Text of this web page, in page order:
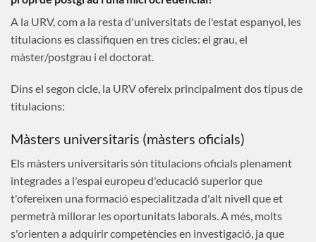
A la URV, com a la resta d'universitats de l'estat espanyol, les
titulacions es classifiquen en tres cicles: el grau, el
màster/postgrau i el doctorat.
Dins el segon cicle, la URV ofereix principalment dos tipus de
titulacions:
Màsters universitaris (màsters oficials)
Els màsters universitaris són titulacions oficials plenament
integrades a l'espai europeu d'educació superior que
t'ofereixen una formació especialitzada d'alt nivell que et
permetrà millorar les oportunitats laborals. A més, molts
s'orienten a adquirir competències en investigació, ja que